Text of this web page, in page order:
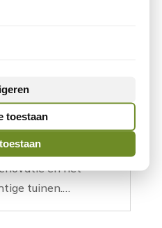
in Amersfoort!
Uw
naar een
in Amersfoort? Dan
aan
gespecialiseerd in
en het
tuinen.…
toestaan